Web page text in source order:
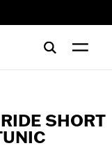
SHORT